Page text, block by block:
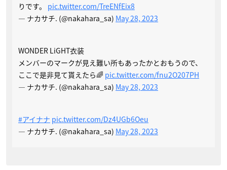
りです。 pic.twitter.com/TreENfEix8
— ナカサチ. (@nakahara_sa) May 28, 2023
WONDER LiGHT衣装
メンバーのマークが見え難い所もあったかとおもうので、
ここで是非見て貰えたら🌈 pic.twitter.com/fnu2O207PH
— ナカサチ. (@nakahara_sa) May 28, 2023
#アイナナ pic.twitter.com/Dz4UGb6Oeu
— ナカサチ. (@nakahara_sa) May 28, 2023